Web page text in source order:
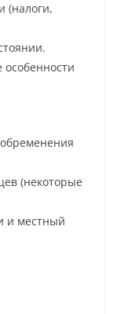
(налоги,
(некоторые
и местный